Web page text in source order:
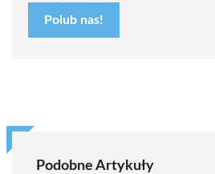
Polub nas!
Podobne Artykuły